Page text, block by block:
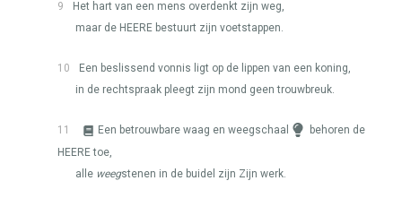
9
Het hart van een mens overdenkt zijn weg,
maar de HEERE bestuurt zijn voetstappen.
10
Een beslissend vonnis ligt op de lippen van een koning,
in de rechtspraak pleegt zijn mond geen trouwbreuk.
11 Een betrouwbare waag en weegschaal
behoren de
HEEREtoe,
alle weegstenen in de buidel zijn Zijn werk.